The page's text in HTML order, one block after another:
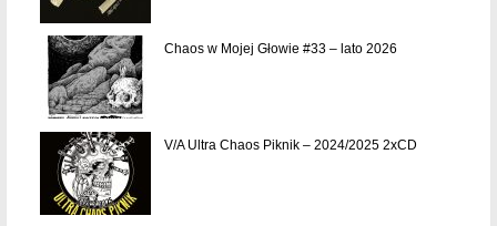
Chaos w Mojej Głowie #33 – lato 2026
V/A Ultra Chaos Piknik – 2024/2025 2xCD